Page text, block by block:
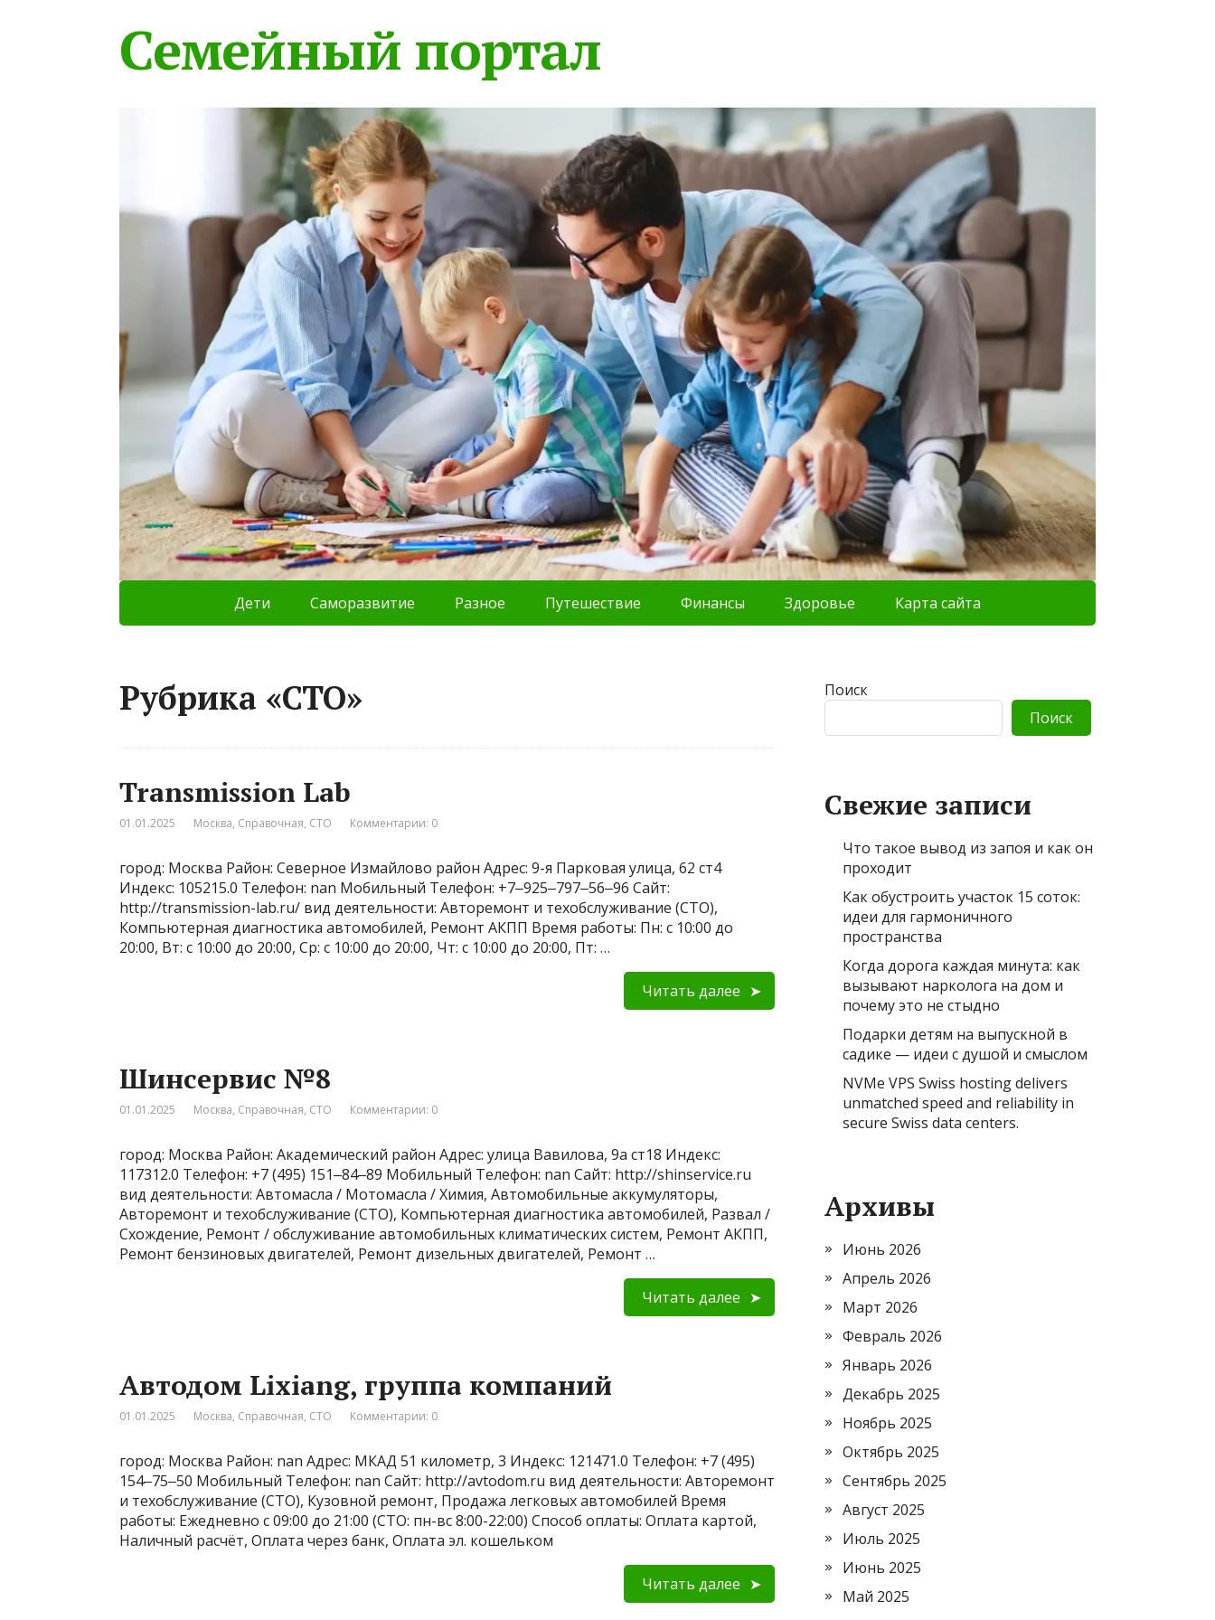
Семейный портал
Дети Саморазвитие Разное Путешествие Финансы Здоровье Карта сайта
Рубрика «СТО»
Transmission Lab
01.01.2025 Москва, Справочная, СТО Комментарии: 0
город: Москва Район: Северное Измайлово район Адрес: 9-я Парковая улица, 62 ст4
Индекс: 105215.0 Телефон: nan Мобильный Телефон: +7‒925‒797‒56‒96 Сайт:
http://transmission-lab.ru/ вид деятельности: Авторемонт и техобслуживание (СТО),
Компьютерная диагностика автомобилей, Ремонт АКПП Время работы: Пн: с 10:00 до
20:00, Вт: с 10:00 до 20:00, Ср: с 10:00 до 20:00, Чт: с 10:00 до 20:00, Пт: …
Читать далее
Шинсервис №8
01.01.2025 Москва, Справочная, СТО Комментарии: 0
город: Москва Район: Академический район Адрес: улица Вавилова, 9а ст18 Индекс:
117312.0 Телефон: +7 (495) 151‒84‒89 Мобильный Телефон: nan Сайт: http://shinservice.ru
вид деятельности: Автомасла / Мотомасла / Химия, Автомобильные аккумуляторы,
Авторемонт и техобслуживание (СТО), Компьютерная диагностика автомобилей, Развал /
Схождение, Ремонт / обслуживание автомобильных климатических систем, Ремонт АКПП,
Ремонт бензиновых двигателей, Ремонт дизельных двигателей, Ремонт …
Читать далее
Автодом Lixiang, группа компаний
01.01.2025 Москва, Справочная, СТО Комментарии: 0
город: Москва Район: nan Адрес: МКАД 51 километр, 3 Индекс: 121471.0 Телефон: +7 (495)
154‒75‒50 Мобильный Телефон: nan Сайт: http://avtodom.ru вид деятельности: Авторемонт
и техобслуживание (СТО), Кузовной ремонт, Продажа легковых автомобилей Время
работы: Ежедневно с 09:00 до 21:00 (СТО: пн-вс 8:00-22:00) Способ оплаты: Оплата картой,
Наличный расчёт, Оплата через банк, Оплата эл. кошельком
Читать далее
Поиск
Поиск
Свежие записи
Что такое вывод из запоя и как он
проходит
Как обустроить участок 15 соток:
идеи для гармоничного
пространства
Когда дорога каждая минута: как
вызывают нарколога на дом и
почему это не стыдно
Подарки детям на выпускной в
садике — идеи с душой и смыслом
NVMe VPS Swiss hosting delivers
unmatched speed and reliability in
secure Swiss data centers.
Архивы
Июнь 2026
Апрель 2026
Март 2026
Февраль 2026
Январь 2026
Декабрь 2025
Ноябрь 2025
Октябрь 2025
Сентябрь 2025
Август 2025
Июль 2025
Июнь 2025
Май 2025